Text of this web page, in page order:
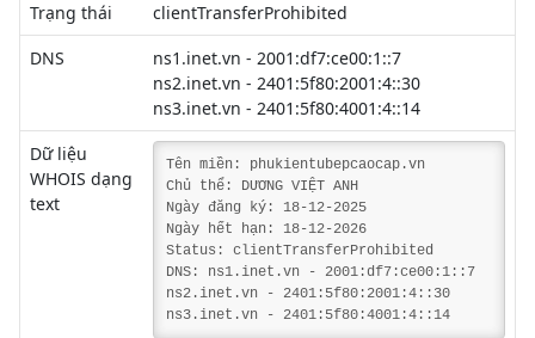
Trạng thái
clientTransferProhibited
DNS
ns1.inet.vn - 2001:df7:ce00:1::7
ns2.inet.vn - 2401:5f80:2001:4::30
ns3.inet.vn - 2401:5f80:4001:4::14
Dữ liệu
WHOIS dạng
text
Tên miền: phukientubepcaocap.vn
Chủ thể: DƯƠNG VIỆT ANH
Ngày đăng ký: 18-12-2025
Ngày hết hạn: 18-12-2026
Status: clientTransferProhibited
DNS: ns1.inet.vn - 2001:df7:ce00:1::7
ns2.inet.vn - 2401:5f80:2001:4::30
ns3.inet.vn - 2401:5f80:4001:4::14